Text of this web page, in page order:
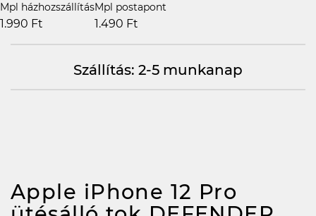
Mpl házhozszállítás
1.990 Ft
Mpl postapont
1.490 Ft
Szállítás: 2-5 munkanap
Apple iPhone 12 Pro